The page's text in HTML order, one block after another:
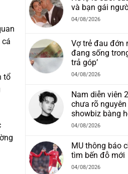
cá
tổ
và bạn gái
04/08/2026
Vợ trẻ đau đớn
đang sống
trả góp’
04/08/2026
Nam diễn viên
chưa rõ
showbiz bàng
04/08/2026
MU thông báo
tìm bến đỗ mới
04/08/2026